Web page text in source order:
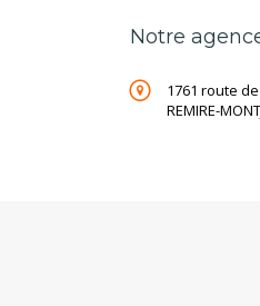
Notre
1761 route
REMIRE-